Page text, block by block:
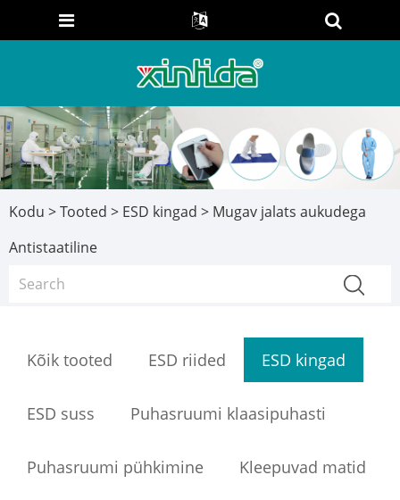
Kodu >Tooted > ESD kingad > Mugav jalats aukudega
Antistaatiline
Kõik tooted ESD riided ESD kingad
ESD suss Puhasruumi klaasipuhasti
Puhasruumi pühkimine Kleepuvad matid